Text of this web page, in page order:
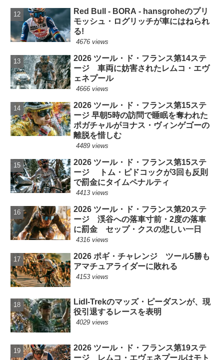
Red Bull - BORA - hansgroheのプリ
モッシュ・ログリッチが車にはねられ
る!
4676 views
2026 ツール・ド・フランス第14ステ
ージ 車両に妨害されたレムコ・エヴ
ェネプール
4666 views
2026 ツール・ド・フランス第15ステ
ージ 早朝5時の訪問で睡眠を奪われた
ポガチャルがヨナス・ヴィンゲゴーの
離脱を惜しむ
4489 views
2026 ツール・ド・フランス第15ステ
ージ トム・ピドコックが3回も反則
で罰金にタイムペナルティ
4413 views
2026 ツール・ド・フランス第20ステ
ージ 渓谷への落車寸前・2度の落車
に罰金 セップ・クスの悲しい一日
4316 views
2026 ポギ・チャレンジ ツール5勝も
アマチュアライダーに敗れる
4153 views
Lidl-Trekのマッズ・ピーダスンが、現
役引退するレースを表明
4029 views
2026 ツール・ド・フランス第19ステ
ージ レムコ・エヴェネプールはモト